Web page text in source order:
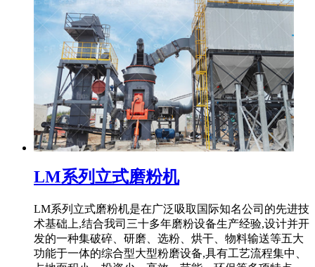
LM系列立式磨粉机
LM系列立式磨粉机是在广泛吸取国际知名公司的先进技
术基础上,结合我司三十多年磨粉设备生产经验,设计并开
发的一种集破碎、研磨、选粉、烘干、物料输送等五大
功能于一体的综合型大型粉磨设备,具有工艺流程集中、